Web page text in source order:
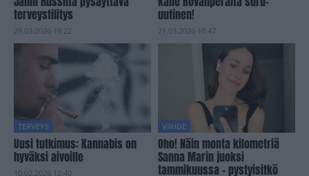
terveystilitys
29.03.2026 19.22
uutinen!
21.03.2026 10.47
TERVEYS
Uusi tutkimus: Kannabis on
hyväksi aivoille
10.02.2026 12.40
VIIHDE
Oho! Näin monta kilometriä
Sanna Marin juoksi
tammikuussa – pystyisitkö